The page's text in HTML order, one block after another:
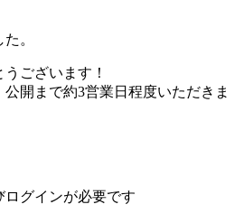
。
ございます！
開まで約3営業日程度いただきま
グインが必要です